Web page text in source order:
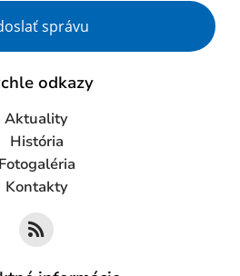
správu
odkazy
Aktuality
História
Fotogaléria
Kontakty